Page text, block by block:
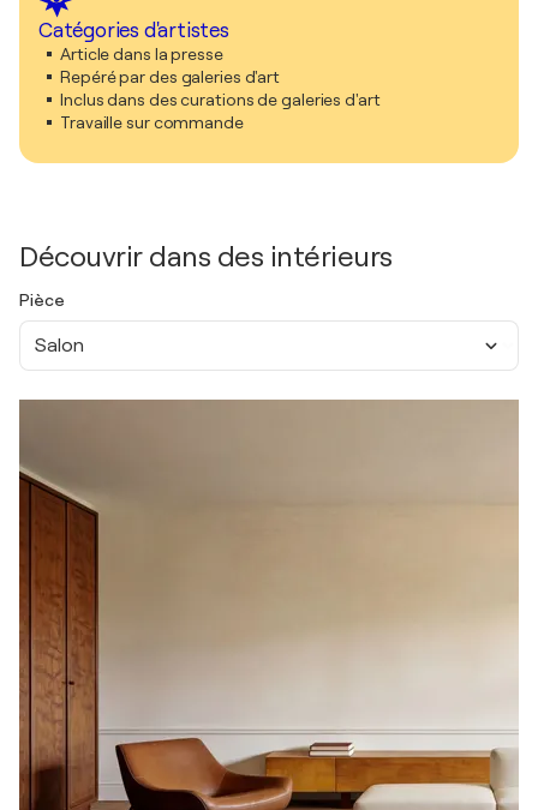
Catégories d'artistes
Article dans la presse
Repéré par des galeries d'art
Inclus dans des curations de galeries d'art
Travaille sur commande
Découvrir dans des intérieurs
Pièce
Salon